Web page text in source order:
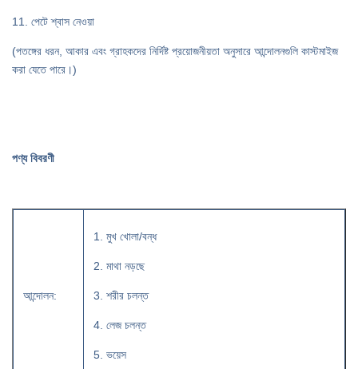
11. পেটে শ্বাস নেওয়া
(পতঙ্গের ধরন, আকার এবং গ্রাহকদের নির্দিষ্ট প্রয়োজনীয়তা অনুসারে আন্দোলনগুলি কাস্টমাইজ
করা যেতে পারে।)
পণ্য বিবরণী
আন্দোলন:
1. মুখ খোলা/বন্ধ
2. মাথা নড়ছে
3. শরীর চলন্ত
4. লেজ চলন্ত
5. ভয়েস